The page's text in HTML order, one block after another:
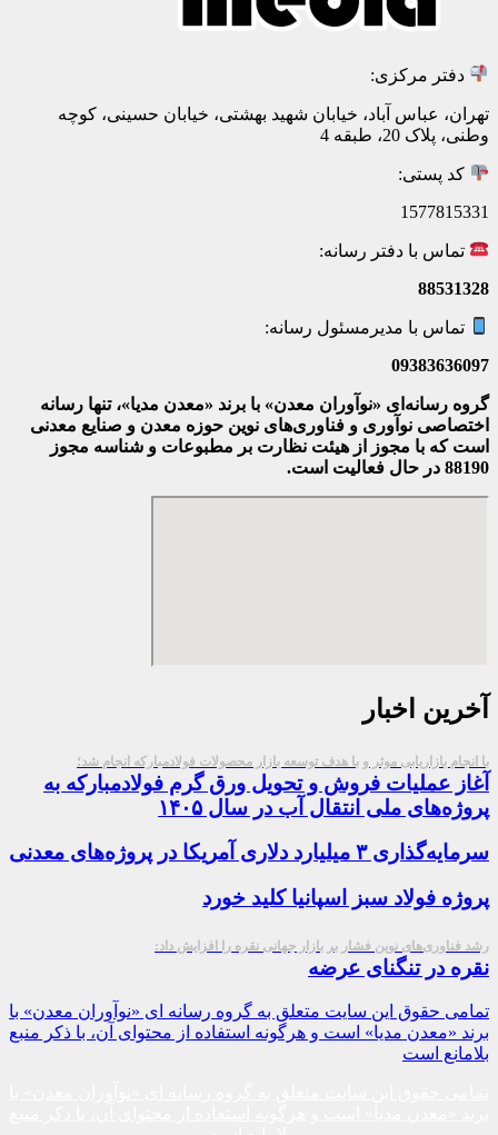
دفتر مرکزی:
تهران، عباس آباد، خیابان شهید بهشتی، خیابان حسینی، کوچه
وطنی، پلاک 20، طبقه 4
کد پستی:
1577815331
تماس با دفتر رسانه:
88531328
تماس با مدیرمسئول رسانه:
09383636097
گروه رسانه‌ای «نوآوران معدن» با برند «معدن مدیا»، تنها رسانه
اختصاصی نوآوری و فناوری‌های نوین حوزه معدن و صنایع معدنی‌
است که با مجوز از هیئت نظارت بر مطبوعات و شناسه مجوز
88190 در حال فعالیت است.
آخرین اخبار
با انجام بازاریابی موثر و با هدف توسعه بازار محصولات فولادمبارکه انجام شد؛
آغاز عملیات فروش و تحویل ورق گرم فولادمبارکه به
پروژه‌های ملی انتقال آب در سال ۱۴۰۵
سرمایه‌گذاری ۳ میلیارد دلاری آمریکا در پروژه‌های معدنی
پروژه فولاد سبز اسپانیا کلید خورد
رشد فناوری‌های نوین فشار بر بازار جهانی نقره را افزایش داد:
نقره در تنگنای عرضه
تمامی حقوق این سایت متعلق به گروه رسانه ای «نوآوران معدن» با
برند «معدن مدیا» است و هرگونه استفاده از محتوای آن، با ذکر منبع
بلامانع است